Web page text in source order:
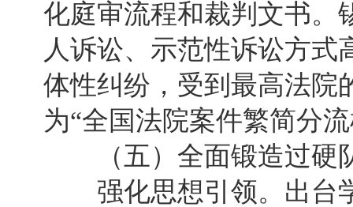
化庭审流程和裁判文书。
人诉讼、示范性诉讼方
体性纠纷，受到最高法院
为“全国法院案件繁简分
（五）全面锻造过硬
强化思想引领。出台